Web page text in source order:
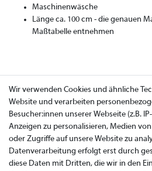
Maschinenwäsche
Länge ca. 100 cm - die genauen
Maßtabelle entnehmen
Wir verwenden Cookies und ähnliche
Website und verarbeiten
Besucher:innen unserer Webseite (z.B.
Anzeigen zu personalisieren, Medien
oder Zugriffe auf unsere Website zu
Datenverarbeitung erfolgt erst durch
diese Daten mit Dritten, die wir in den